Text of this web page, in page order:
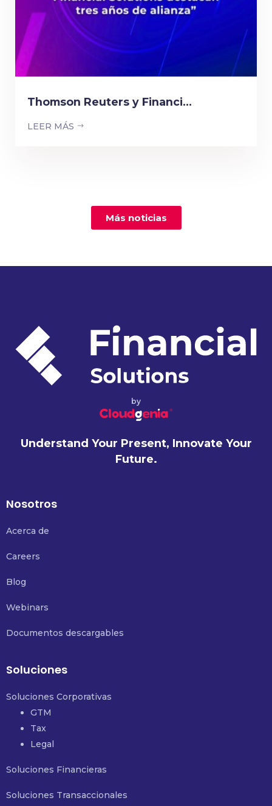
Thomson Reuters y Financi...
LEER MÁS
Más noticias
by
Understand Your Present, Innovate Your
Future.
Nosotros
Acerca de
Careers
Blog
Webinars
Documentos descargables
Soluciones
Soluciones Corporativas
GTM
Tax
Legal
Soluciones Financieras
Soluciones Transaccionales